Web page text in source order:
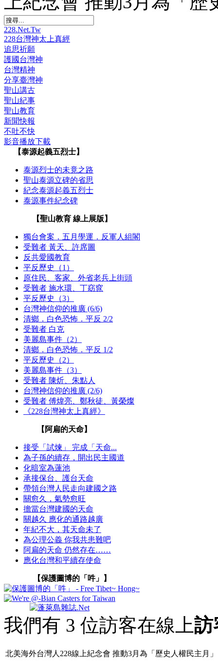
228.Net.Tw
228台灣神太上真經
追思祈願
護國台灣神
台灣精神
分享臺灣神
聖山講古
聖山紀事
聖山教育
新聞快報
不吐不快
影音播放下載
【泰源起義五烈士】
泰源烈士的未竟之路
聖山泰源立碑的省思
紀念泰源起義五烈士
泰源事件紀念碑
【聖山教育 線上展版】
獨台會案．五月學運．反軍人組閣
受難者 黃天、許席圖
反共愛國教育
平反歷史（1）
原住民、客家、外省老兵上街頭
受難者 施水環、丁窈窕
平反歷史（3）
台灣神信仰的推廣 (6/6)
清鄉．白色恐怖．平反 2/2
受難者 白克
美麗島事件（2）
清鄉．白色恐怖．平反 1/2
平反歷史（2）
美麗島事件（3）
受難者 陳炘、朱點人
台灣神信仰的推廣 (2/6)
受難者 傅煒亮、鄭秋徒、黃榮燦
《228台灣神太上真經》
【阿扁的天命】
接受「試煉」 完成「天命...
為子孫的續存，開出民主國道
化暗室為蓮池
承接保台、護台天命
帶領台灣人民走向建國之路
關愈久，氣勢愈旺
擔當台灣建國的天命
關越久 應化的通路越廣
年紀不大，其天命未了
為公理公義 你我共患難吧
阿扁的天命 仍然存在……
應化台灣和平續存使命
【保護圖博的「吽」】
我們有 3 位訪客在線上訪
北美海外台灣人228線上紀念會 推動3月為「歷史人權民主月」